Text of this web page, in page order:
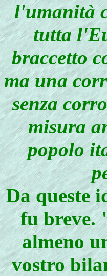
l'umanità
tutta
braccetto
ma una
senza
misura
popolo
Da queste
fu breve.
almeno
vostro